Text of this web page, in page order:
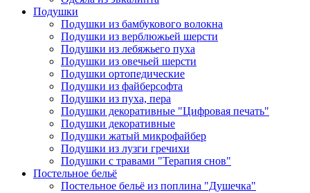
Подушки
Подушки из бамбукового волокна
Подушки из верблюжьей шерсти
Подушки из лебяжьего пуха
Подушки из овечьей шерсти
Подушки ортопедические
Подушки из файберсофта
Подушки из пуха, пера
Подушки декоративные "Цифровая печать"
Подушки декоративные
Подушки жатый микрофайбер
Подушки из лузги гречихи
Подушки с травами "Терапия снов"
Постельное бельё
Постельное бельё из поплина "Душечка"